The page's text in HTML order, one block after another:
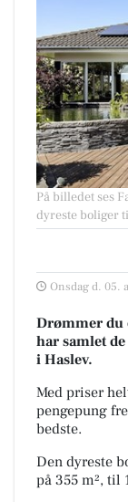
På billedet ses
dyreste boliger
Onsdag d. 05.
Drømmer du
har samlet
i Haslev.
Med priser
pengepung
bedste.
Den dyreste
på 355 m², til